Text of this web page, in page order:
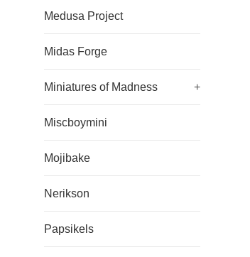
Medusa Project
Midas Forge
Miniatures of Madness +
Miscboymini
Mojibake
Nerikson
Papsikels